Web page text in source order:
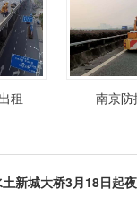
租 南京防
新城大桥3月18日起